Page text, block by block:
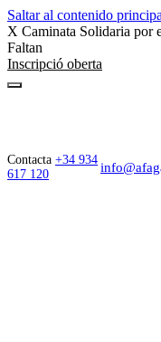
Saltar al contenido
X Caminata Solidaria por
Faltan
Inscripció oberta
Contacta +34 934
617 120